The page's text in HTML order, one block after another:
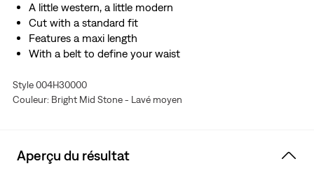
A little western, a little modern
Cut with a standard fit
Features a maxi length
With a belt to define your waist
Style 004H30000
Couleur: Bright Mid Stone - Lavé moyen
Aperçu du résultat